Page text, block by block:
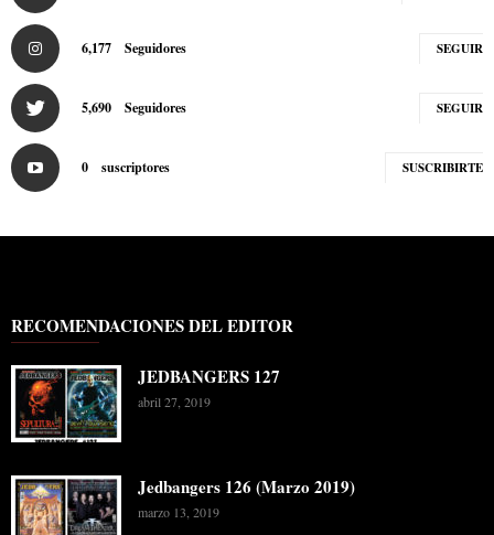
6,177 Seguidores SEGUIR
5,690 Seguidores SEGUIR
0 suscriptores SUSCRIBIRTE
RECOMENDACIONES DEL EDITOR
JEDBANGERS 127
abril 27, 2019
Jedbangers 126 (Marzo 2019)
marzo 13, 2019